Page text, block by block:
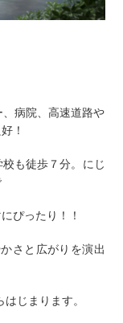
病院、高速道路や
！
も徒歩７分。にじ
ぴったり！！
さと広がりを演出
じまります。